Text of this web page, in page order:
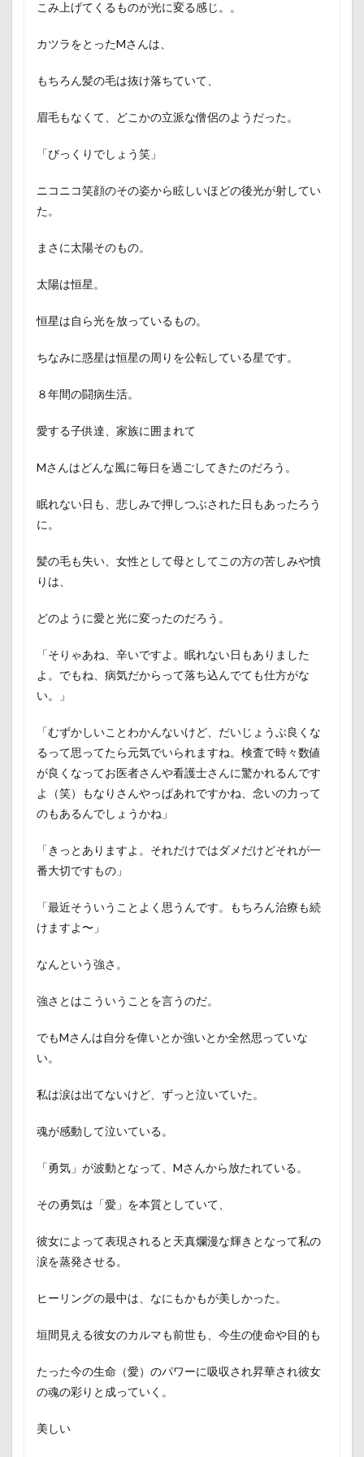
こみ上げてくるものが光に変る感じ。。
カツラをとったMさんは、
もちろん髪の毛は抜け落ちていて、
眉毛もなくて、どこかの立派な僧侶のようだった。
「びっくりでしょう笑」
ニコニコ笑顔のその姿から眩しいほどの後光が射してい
た。
まさに太陽そのもの。
太陽は恒星。
恒星は自ら光を放っているもの。
ちなみに惑星は恒星の周りを公転している星です。
８年間の闘病生活。
愛する子供達、家族に囲まれて
Mさんはどんな風に毎日を過ごしてきたのだろう。
眠れない日も、悲しみで押しつぶされた日もあったろう
に。
髪の毛も失い、女性として母としてこの方の苦しみや憤
りは、
どのように愛と光に変ったのだろう。
「そりゃあね、辛いですよ。眠れない日もありました
よ。でもね、病気だからって落ち込んでても仕方がな
い。」
「むずかしいことわかんないけど、だいじょうぶ良くな
るって思ってたら元気でいられますね。検査で時々数値
が良くなってお医者さんや看護士さんに驚かれるんです
よ（笑）もなりさんやっぱあれですかね、念いの力って
のもあるんでしょうかね」
「きっとありますよ。それだけではダメだけどそれが一
番大切ですもの」
「最近そういうことよく思うんです。もちろん治療も続
けますよ〜」
なんという強さ。
強さとはこういうことを言うのだ。
でもMさんは自分を偉いとか強いとか全然思っていな
い。
私は涙は出てないけど、ずっと泣いていた。
魂が感動して泣いている。
「勇気」が波動となって、Mさんから放たれている。
その勇気は「愛」を本質としていて、
彼女によって表現されると天真爛漫な輝きとなって私の
涙を蒸発させる。
ヒーリングの最中は、なにもかもが美しかった。
垣間見える彼女のカルマも前世も、今生の使命や目的も
たった今の生命（愛）のパワーに吸収され昇華され彼女
の魂の彩りと成っていく。
美しい